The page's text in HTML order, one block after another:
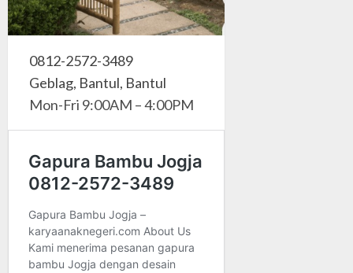
0812-2572-3489
Geblag, Bantul, Bantul
Mon-Fri 9:00AM – 4:00PM